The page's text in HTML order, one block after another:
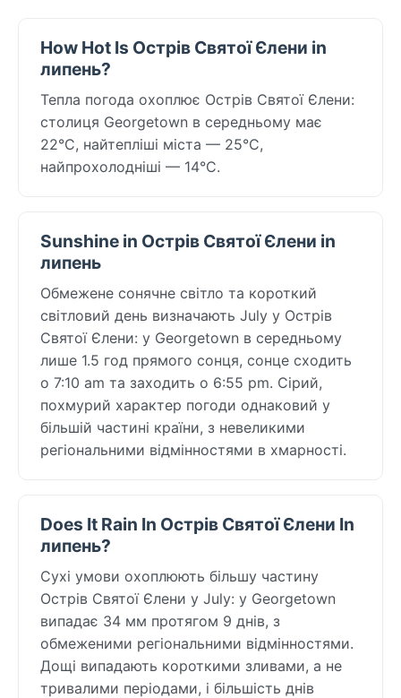
How Hot Is Острів Святої Єлени in
липень?
Тепла погода охоплює Острів Святої Єлени:
столиця Georgetown в середньому має
22°C, найтепліші міста — 25°C,
найпрохолодніші — 14°C.
Sunshine in Острів Святої Єлени in
липень
Обмежене сонячне світло та короткий
світловий день визначають July у Острів
Святої Єлени: у Georgetown в середньому
лише 1.5 год прямого сонця, сонце сходить
о 7:10 am та заходить о 6:55 pm. Сірий,
похмурий характер погоди однаковий у
більшій частині країни, з невеликими
регіональними відмінностями в хмарності.
Does It Rain In Острів Святої Єлени In
липень?
Сухі умови охоплюють більшу частину
Острів Святої Єлени у July: у Georgetown
випадає 34 мм протягом 9 днів, з
обмеженими регіональними відмінностями.
Дощі випадають короткими зливами, а не
тривалими періодами, і більшість днів